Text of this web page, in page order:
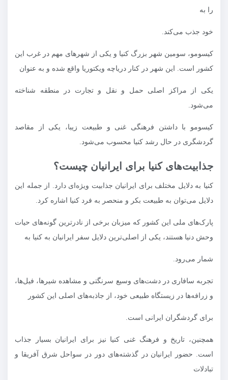
را به
خود جذب می‌کند.
کیسومو، سومین شهر بزرگ کنیا و یکی از شهرهای مهم در غرب این
کشور است. این شهر در کنار دریاچه ویکتوریا واقع شده و به عنوان
یکی از مراکز اصلی حمل و نقل و تجارت در منطقه شناخته
می‌شود.
کیسومو با داشتن فرهنگی غنی و طبیعت زیبا، یکی از مقاصد
گردشگری در حال رشد کنیا محسوب می‌شود.
جذابیت‌های کنیا برای ایرانیان چیست؟
کنیا به دلایل مختلف برای ایرانیان جذابیت ویژه‌ای دارد. از جمله این
دلایل می‌توان به طبیعت بکر و منحصر به فرد کنیا اشاره کرد.
پارک‌های ملی این کشور که میزبان برخی از نادرترین گونه‌های حیات
وحش دنیا هستند، یکی از اصلی‌ترین دلایل سفر ایرانیان به کنیا به
شمار می‌رود.
تجربه سافاری در دشت‌های وسیع سرنگتی و مشاهده شیرها، فیل‌ها،
و زرافه‌ها در زیستگاه طبیعی خود، از جاذبه‌های اصلی این کشور
برای گردشگران ایرانی است.
همچنین، تاریخ و فرهنگ غنی کنیا نیز برای ایرانیان بسیار جذاب
است. حضور ایرانیان در گذشته‌های دور در سواحل شرق آفریقا و
تبادلات